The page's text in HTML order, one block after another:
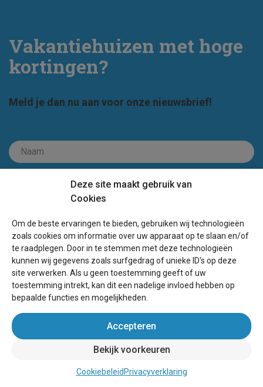
Vakantiehuizen met hoge
kortingen?
Meld je dan nu aan voor onze nieuwsbrief!
Deze site maakt gebruik van
Cookies
Om de beste ervaringen te bieden, gebruiken wij technologieën
zoals cookies om informatie over uw apparaat op te slaan en/of
te raadplegen. Door in te stemmen met deze technologieën
kunnen wij gegevens zoals surfgedrag of unieke ID's op deze
site verwerken. Als u geen toestemming geeft of uw
toestemming intrekt, kan dit een nadelige invloed hebben op
bepaalde functies en mogelijkheden.
Accepteren
Bekijk voorkeuren
Cookiebeleid Privacyverklaring
Boek direct bij de eigenaar!